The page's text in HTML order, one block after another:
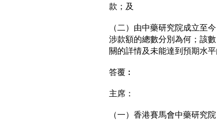
款；及
（二）由中藥研究院成立至
涉款額的總數分別為何；該
關的詳情及未能達到預期水
答覆︰
主席：
（一）香港賽馬會中藥研究